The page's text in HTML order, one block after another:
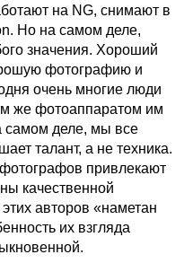
на NG, снимают в
Но на самом деле,
значения. Хороший
фотографию и
очень многие люди
же фотоаппаратом им
самом деле, мы все
талант, а не техника.
привлекают
качественной
авторов «наметан
их взгляда